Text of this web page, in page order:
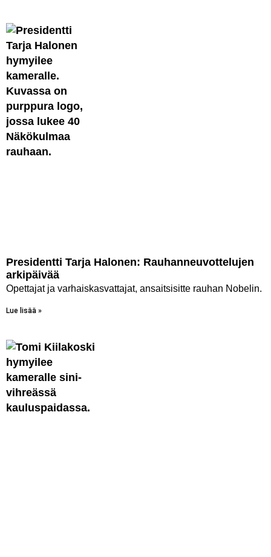
Presidentti Tarja Halonen: Rauhanneuvottelujen
arkipäivää
Opettajat ja varhaiskasvattajat, ansaitsisitte rauhan Nobelin.
Lue lisää »